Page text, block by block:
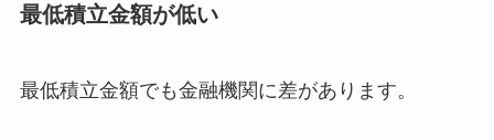
最低積立金額が低い
最低積立金額でも金融機関に差があります。